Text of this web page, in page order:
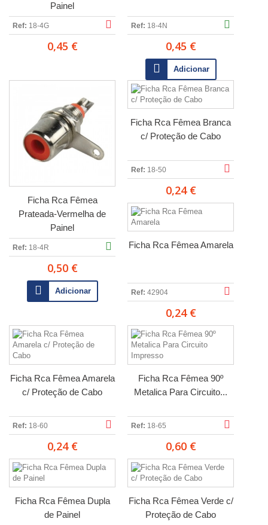
Painel
Ref: 18-4G
0,45 €
Ref: 18-4N
0,45 €
Adicionar
Ficha Rca Fêmea
Prateada-Vermelha de
Painel
Ref: 18-4R
0,50 €
Adicionar
Ficha Rca Fêmea Branca
c/ Proteção de Cabo
Ref: 18-50
0,24 €
Ficha Rca Fêmea Amarela
Ref: 42904
0,24 €
Ficha Rca Fêmea Amarela
c/ Proteção de Cabo
Ref: 18-60
0,24 €
Ficha Rca Fêmea 90º
Metalica Para Circuito...
Ref: 18-65
0,60 €
Ficha Rca Fêmea Dupla
de Painel
Ficha Rca Fêmea Verde c/
Proteção de Cabo